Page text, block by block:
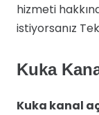
hizmeti
istiyorsanız
Kuka
Kuka kanal